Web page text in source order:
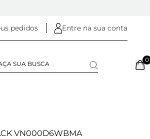
pedidos Entre na sua conta
0
VN000D6WBMA